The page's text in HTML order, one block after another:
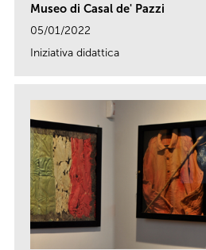
Museo di Casal de' Pazzi
05/01/2022
Iniziativa didattica